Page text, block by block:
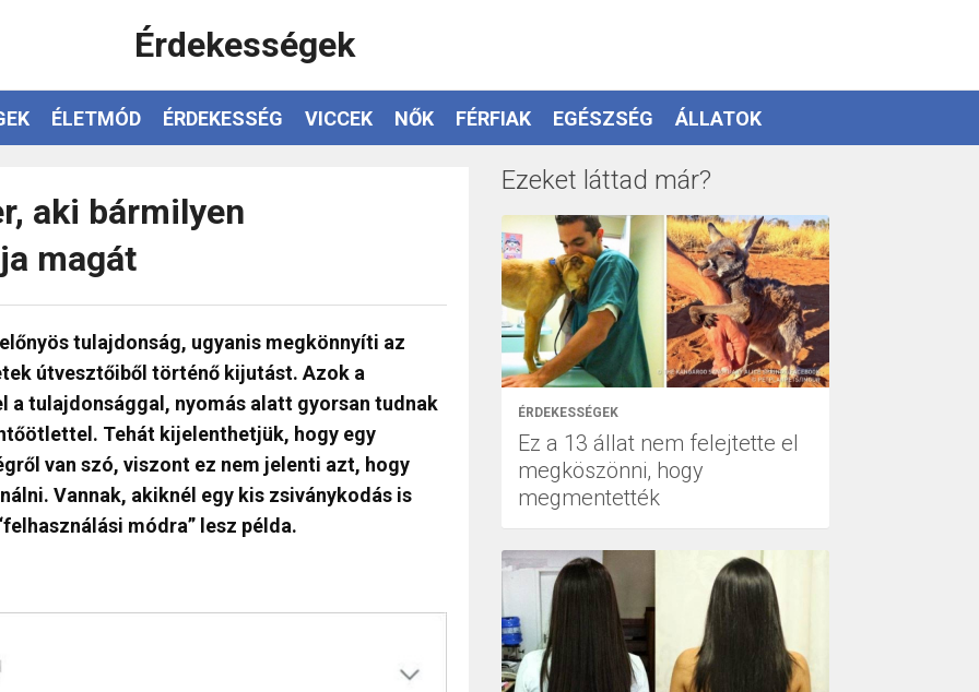
Érdekességek
ÉLETMÓD ÉRDEKESSÉG VICCEK NŐK FÉRFIAK EGÉSZSÉG ÁLLATOK
aki bármilyen
magát
tulajdonság, ugyanis megkönnyíti az
útvesztőiből történő kijutást. Azok a
a tulajdonsággal, nyomás alatt gyorsan tudnak
Tehát kijelenthetjük, hogy egy
van szó, viszont ez nem jelenti azt, hogy
Vannak, akiknél egy kis zsiványkodás is
módra” lesz példa.
Ezeket láttad már?
ÉRDEKESSÉGEK
Ez a 13 állat nem felejtette el
megköszönni, hogy
megmentették